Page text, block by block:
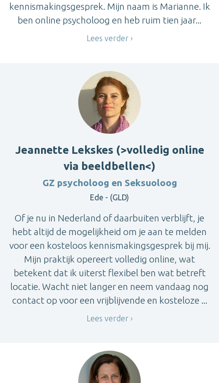
kennismakingsgesprek. Mijn naam is Marianne. Ik
ben online psycholoog en heb ruim tien jaar...
Lees verder
Jeannette Lekskes (>volledig online
via beeldbellen<)
GZ psycholoog en Seksuoloog
Ede - (GLD)
Of je nu in Nederland of daarbuiten verblijft, je
hebt altijd de mogelijkheid om je aan te melden
voor een kosteloos kennismakingsgesprek bij mij.
Mijn praktijk opereert volledig online, wat
betekent dat ik uiterst flexibel ben wat betreft
locatie. Wacht niet langer en neem vandaag nog
contact op voor een vrijblijvende en kosteloze ...
Lees verder